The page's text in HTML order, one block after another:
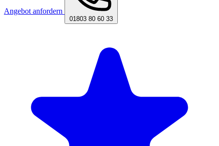
Angebot anfordern
01803 80 60 33